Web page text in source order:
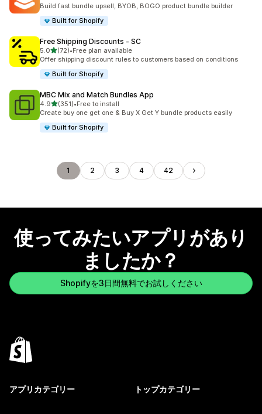
Build fast bundle upsell, BYOB, BOGO product bundle builder
Built for Shopify
Free Shipping Discounts ‑ SC
5.05つ星中
(72)
合計レビュー数：72件
•Free plan available
Offer shipping discount rules to customers based on conditions
Built for Shopify
MBC Mix and Match Bundles App
4.95つ星中
(351)
合計レビュー数：351件
•Free to install
Create buy one get one & Buy X Get Y bundle products easily
Built for Shopify
1 2 3 4 42
使ってみたいアプリがあり
ましたか？
Shopifyを3日間無料でお試しください
アプリカテゴリー トップカテゴリー